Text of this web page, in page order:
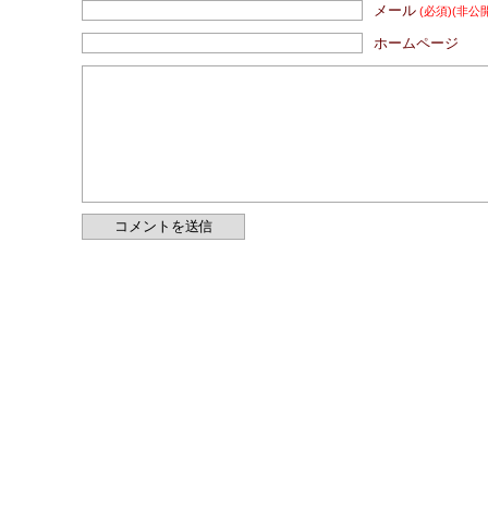
メール (必須)(非公
ホームページ